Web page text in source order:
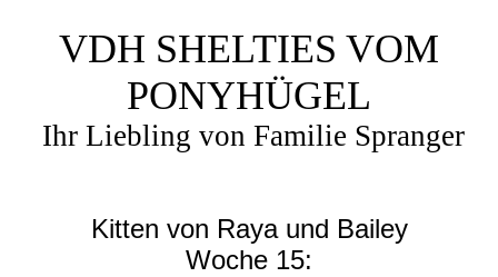
VDH SHELTIES VOM
PONYHÜGEL
Ihr Liebling von Familie Spranger
Kitten von Raya und Bailey
Woche 15: